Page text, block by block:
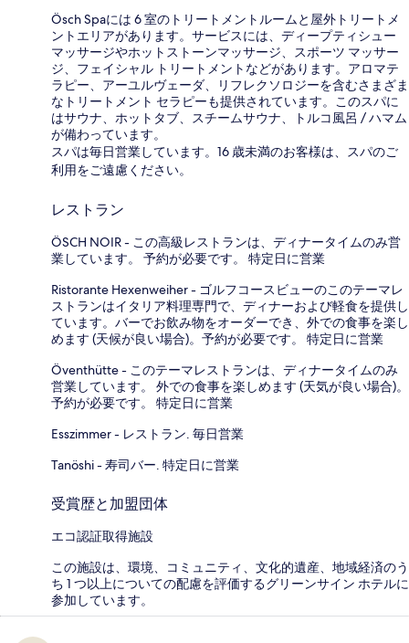
Ösch Spaには 6 室のトリートメントルームと屋外トリートメ
ントエリアがあります。サービスには、ディープティシュー
マッサージやホットストーンマッサージ、スポーツ マッサー
ジ、フェイシャル トリートメントなどがあります。アロマテ
ラピー、アーユルヴェーダ、リフレクソロジーを含むさまざま
なトリートメント セラピーも提供されています。このスパに
はサウナ、ホットタブ、スチームサウナ、トルコ風呂 / ハマム
が備わっています。
スパは毎日営業しています。16 歳未満のお客様は、スパのご
利用をご遠慮ください。
レストラン
ÖSCH NOIR - この高級レストランは、ディナータイムのみ営
業しています。 予約が必要です。 特定日に営業
Ristorante Hexenweiher - ゴルフコースビューのこのテーマレ
ストランはイタリア料理専門で、ディナーおよび軽食を提供し
ています。バーでお飲み物をオーダーでき、外での食事を楽し
めます (天候が良い場合)。予約が必要です。 特定日に営業
Öventhütte - このテーマレストランは、ディナータイムのみ
営業しています。 外での食事を楽しめます (天気が良い場合)。
予約が必要です。 特定日に営業
Esszimmer - レストラン. 毎日営業
Tanöshi - 寿司バー. 特定日に営業
受賞歴と加盟団体
エコ認証取得施設
この施設は、環境、コミュニティ、文化的遺産、地域経済のう
ち 1 つ以上についての配慮を評価するグリーンサイン ホテルに
参加しています。